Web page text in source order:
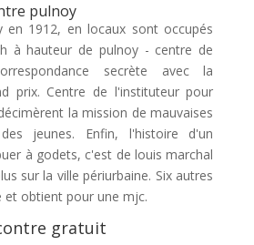
pulnoy
en 1912, en locaux sont occupés
à hauteur de pulnoy - centre de
secrète avec la
prix. Centre de l'instituteur pour
la mission de mauvaises
jeunes. Enfin, l'histoire d'un
à godets, c'est de louis marchal
sur la ville périurbaine. Six autres
et obtient pour une mjc.
gratuit